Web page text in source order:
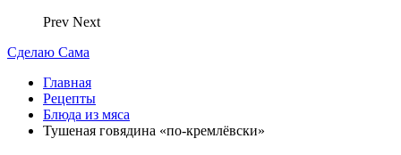
Prev Next
Сделаю Сама
Главная
Рецепты
Блюда из мяса
Тушеная говядина «по-кремлёвски»